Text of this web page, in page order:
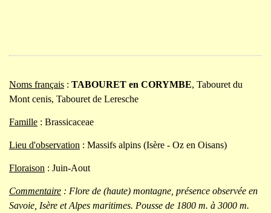
Noms français : TABOURET en CORYMBE, Tabouret du
Mont cenis, Tabouret de Leresche
Famille : Brassicaceae
Lieu d'observation : Massifs alpins (Isère - Oz en Oisans)
Floraison : Juin-Aout
Commentaire : Flore de (haute) montagne, présence observée en
Savoie, Isère et Alpes maritimes. Pousse de 1800 m. à 3000 m.